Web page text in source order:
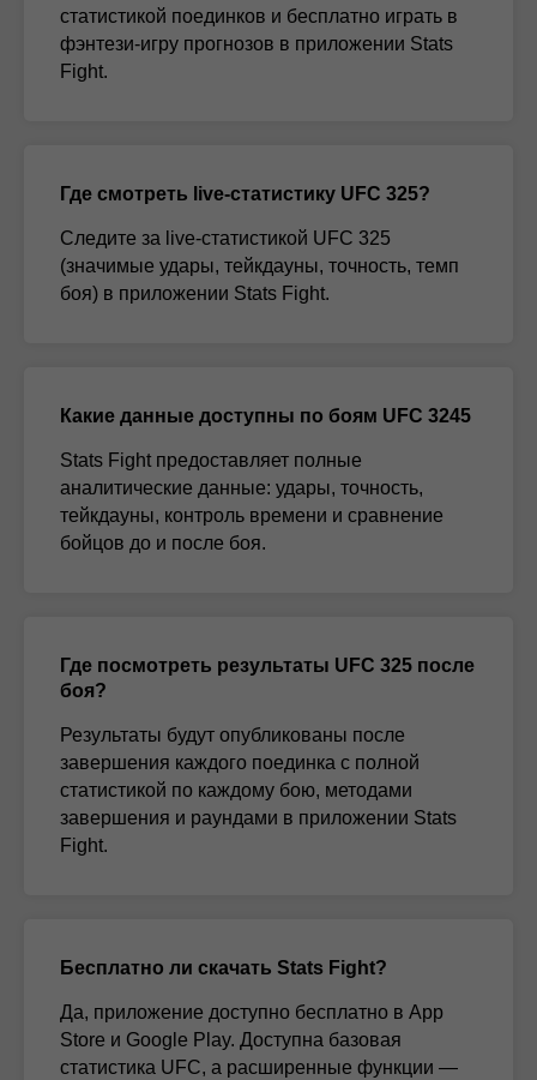
статистикой поединков и бесплатно играть в
фэнтези-игру прогнозов в приложении Stats
Fight.
Где смотреть live-статистику UFC 325?
Следите за live-статистикой UFC 325
(значимые удары, тейкдауны, точность, темп
боя) в приложении Stats Fight.
Какие данные доступны по боям UFC 3245
Stats Fight предоставляет полные
аналитические данные: удары, точность,
тейкдауны, контроль времени и сравнение
бойцов до и после боя.
Где посмотреть результаты UFC 325 после
боя?
Результаты будут опубликованы после
завершения каждого поединка с полной
статистикой по каждому бою, методами
завершения и раундами в приложении Stats
Fight.
Бесплатно ли скачать Stats Fight?
Да, приложение доступно бесплатно в App
Store и Google Play. Доступна базовая
статистика UFC, а расширенные функции —